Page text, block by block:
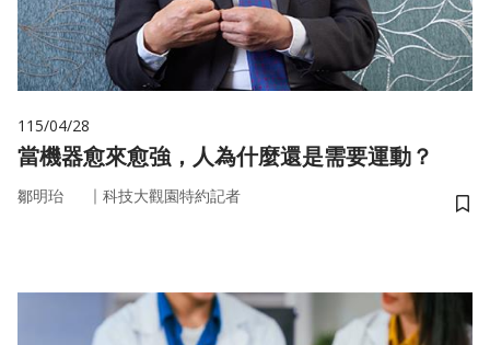
115/04/28
當機器愈來愈強，人為什麼還是需要運動？
鄒明珆 ｜ 科技大觀園特約記者
儲